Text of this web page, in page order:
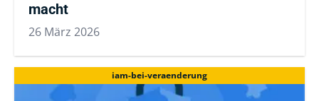
macht
26 März 2026
iam-bei-veraenderung